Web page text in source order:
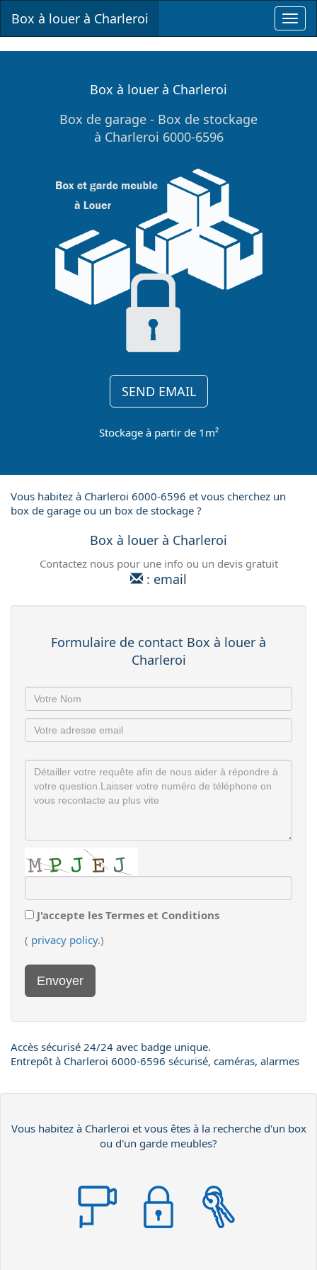
Box à louer à Charleroi
Box à louer à Charleroi
Box de garage - Box de stockage
à Charleroi 6000-6596
SEND EMAIL
Stockage à partir de 1m²
Vous habitez à Charleroi 6000-6596 et vous cherchez un
box de garage ou un box de stockage ?
Box à louer à Charleroi
Contactez nous pour une info ou un devis gratuit
: email
Formulaire de contact Box à louer à
Charleroi
J'accepte les Termes et Conditions
( privacy policy.)
Envoyer
Accès sécurisé 24/24 avec badge unique.
Entrepôt à Charleroi 6000-6596 sécurisé, caméras, alarmes
Vous habitez à Charleroi et vous êtes à la recherche d'un box
ou d'un garde meubles?